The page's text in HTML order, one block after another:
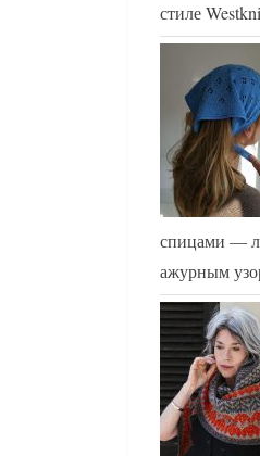
стиле
спицами —
ажурным